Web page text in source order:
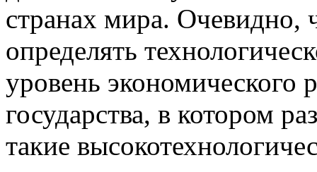
странах мира. Очевидно,
определять
уровень экономического
государства, в котором
такие